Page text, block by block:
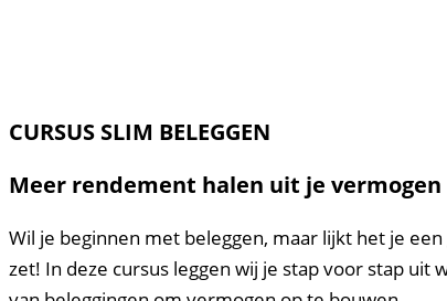
CURSUS SLIM BELEGGEN
Meer rendement halen uit je vermogen
Wil je beginnen met beleggen, maar lijkt het je
zet! In deze cursus leggen wij je stap voor stap